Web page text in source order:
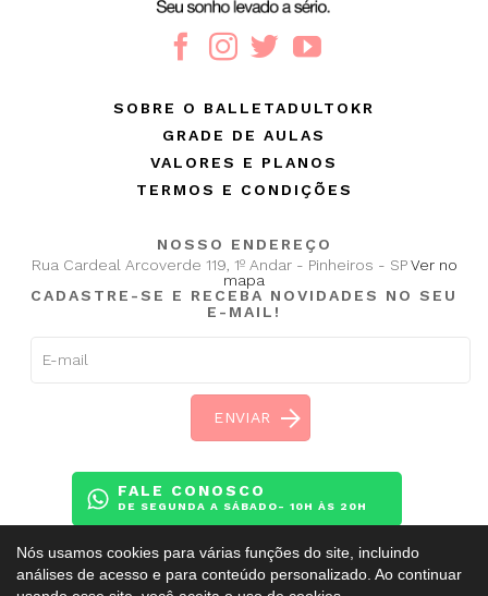
NOSSO ENDEREÇO
Rua Cardeal Arcoverde 119, 1º Andar - Pinheiros - SPVer no
mapa
CADASTRE-SE E RECEBA NOVIDADES NO SEU
E-MAIL!
FALE CONOSCO
DE SEGUNDA A SÁBADO- 10H ÀS 20H
SOBRE O BALLETADULTOKR
GRADE DE AULAS
VALORES E PLANOS
TERMOS E CONDIÇÕES
Nós usamos cookies para várias funções do site, incluindo
análises de acesso e para conteúdo personalizado. Ao continuar